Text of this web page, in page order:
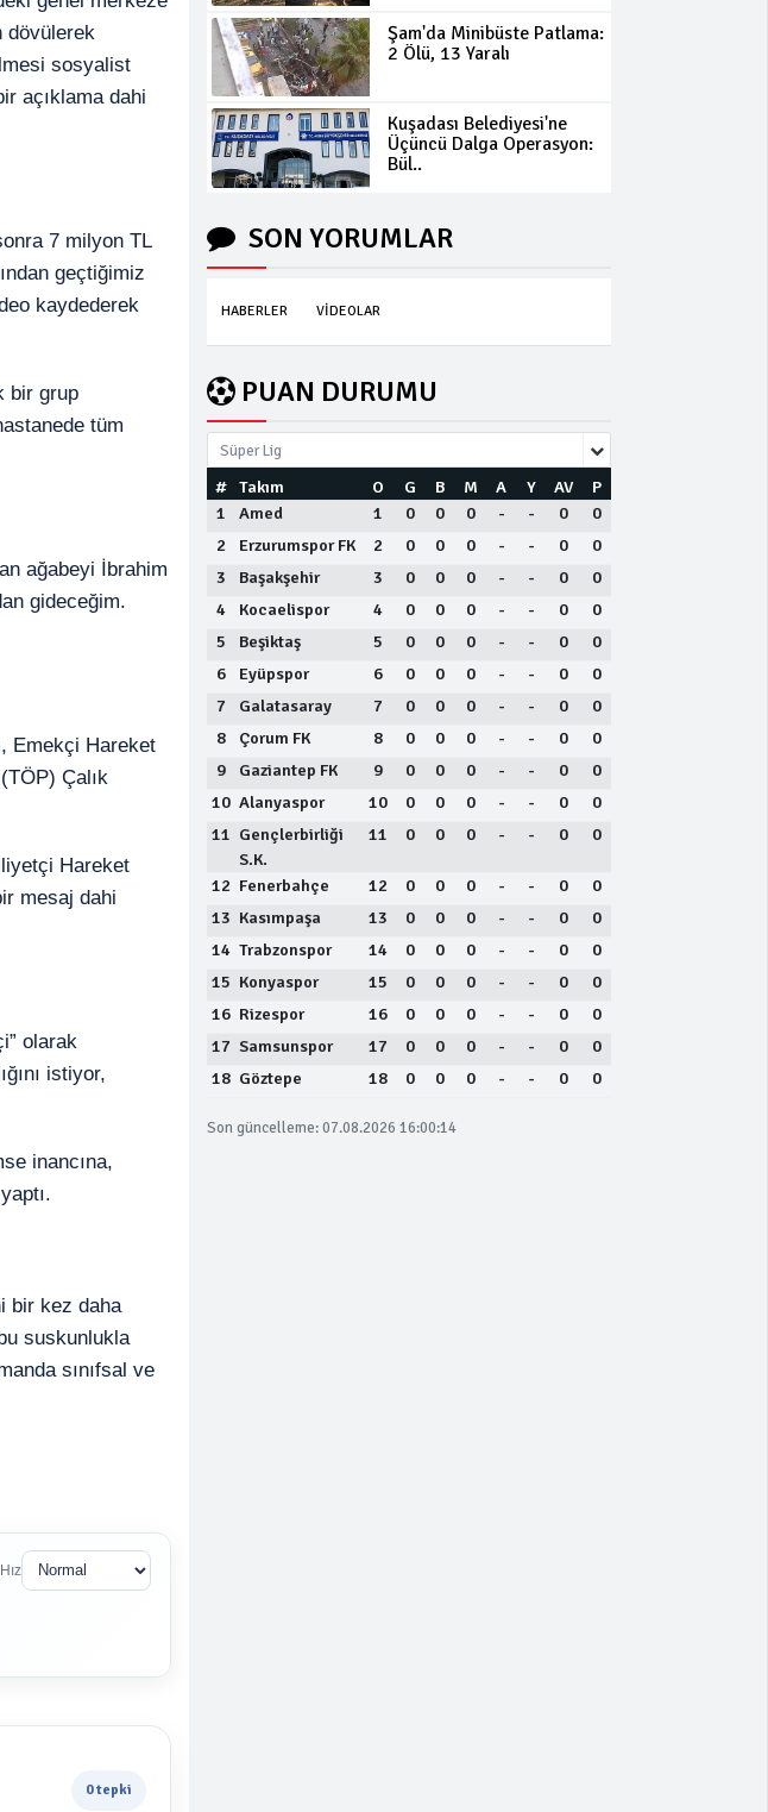
dövülerek
sosyalist
açıklama dahi
7 milyon TL
geçtiğimiz
kaydederek
bir grup
tüm
ağabeyi İbrahim
gideceğim.
Emekçi Hareket
Çalık
Hareket
mesaj dahi
olarak
istiyor,
inancına,
bir kez daha
suskunlukla
sınıfsal ve
Hız
0 tepki
Şam'da Minibüste Patlama:
2 Ölü, 13 Yaralı
Kuşadası Belediyesi'ne
Üçüncü Dalga Operasyon:
Bül..
SON YORUMLAR
HABERLER VİDEOLAR
PUAN DURUMU
Süper Lig
# Takım O G B M A Y AV
P
1
Amed 1 0 0 0 - - 0
0
2
Erzurumspor FK 2 0 0 0 - - 0
0
3
Başakşehir 3 0 0 0 - - 0
0
4
Kocaelispor 4 0 0 0 - - 0
0
5
Beşiktaş 5 0 0 0 - - 0
0
6
Eyüpspor 6 0 0 0 - - 0
0
7
Galatasaray 7 0 0 0 - - 0
0
8
Çorum FK 8 0 0 0 - - 0
0
9
Gaziantep FK 9 0 0 0 - - 0
0
10 Alanyaspor 10 0 0 0 - - 0
0
11 Gençlerbirliği
S.K.
11 0 0 0 - - 0 0
12 Fenerbahçe 12 0 0 0 - - 0
0
13 Kasımpaşa 13 0 0 0 - - 0
0
14 Trabzonspor 14 0 0 0 - - 0
0
15 Konyaspor 15 0 0 0 - - 0
0
16 Rizespor 16 0 0 0 - - 0
0
17 Samsunspor 17 0 0 0 - - 0
0
18 Göztepe 18 0 0 0 - - 0 0
Son güncelleme: 07.08.2026 16:00:14